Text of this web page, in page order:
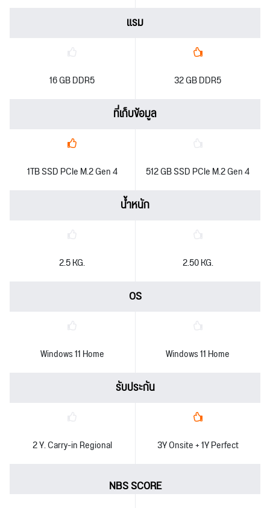
แรม
16 GB DDR5 32 GB DDR5
ที่เก็บข้อมูล
1TB SSD PCIe M.2 Gen 4 512 GB SSD PCIe M.2 Gen 4
น้ำหนัก
2.5 KG. 2.50 KG.
OS
Windows 11 Home Windows 11 Home
รับประกัน
2 Y. Carry-in Regional 3Y Onsite + 1Y Perfect
NBS SCORE